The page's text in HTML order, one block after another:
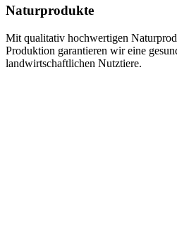
Naturprodukte
Mit qualitativ hochwertigen
Produktion garantieren wir eine
landwirtschaftlichen Nutztiere.